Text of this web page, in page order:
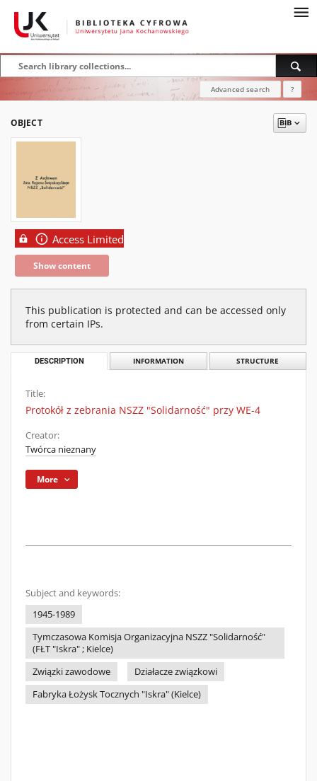
Advanced search ?
OBJECT
Access Limited
Show content
This publication is protected and can be accessed only
from certain IPs.
DESCRIPTION INFORMATION STRUCTURE
Title:
Protokół z zebrania NSZZ "Solidarność" przy WE-4
Creator:
Twórca nieznany
More
Subject and keywords:
1945-1989
Tymczasowa Komisja Organizacyjna NSZZ "Solidarność"
(FŁT "Iskra" ; Kielce)
Związki zawodowe
Działacze związkowi
Fabryka Łożysk Tocznych "Iskra" (Kielce)